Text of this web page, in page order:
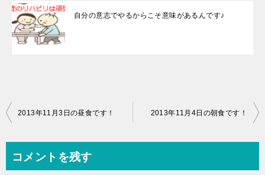
自分の意志でやるからこそ意味があるんです♪
投
ビ
2013年11月3日の昼食です！ 2013年11月4日の朝食です！
コメントを残す